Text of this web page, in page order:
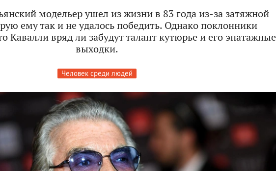
модельер ушел из жизни в 83 года из-за затяжной
ему так и не удалось победить. Однако поклонники
Кавалли вряд ли забудут талант кутюрье и его эпатажные
выходки.
Человек среди людей